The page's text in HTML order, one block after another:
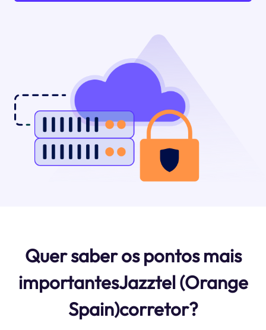
Quer saber os pontos mais
importantesJazztel (Orange
Spain)corretor?